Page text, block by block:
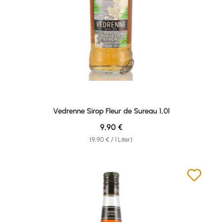
Vedrenne Sirop Fleur de Sureau 1,0l
(9,90 € / 1 Liter)
Regulärer Preis:
9,90 €